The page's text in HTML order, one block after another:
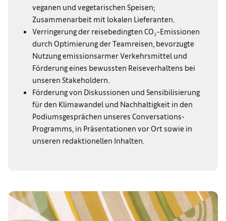
veganen und vegetarischen Speisen;
Zusammenarbeit mit lokalen Lieferanten.
Verringerung der reisebedingten CO₂-Emissionen
durch Optimierung der Teamreisen, bevorzugte
Nutzung emissionsarmer Verkehrsmittel und
Förderung eines bewussten Reiseverhaltens bei
unseren Stakeholdern.
Förderung von Diskussionen und Sensibilisierung
für den Klimawandel und Nachhaltigkeit in den
Podiumsgesprächen unseres Conversations-
Programms, in Präsentationen vor Ort sowie in
unseren redaktionellen Inhalten.